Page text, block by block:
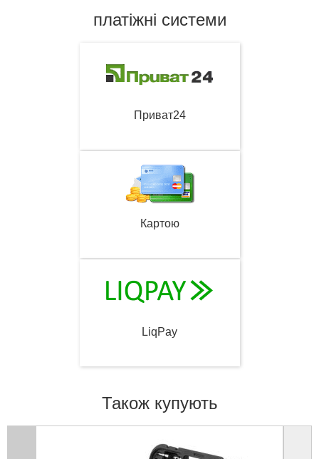
платіжні системи
Приват24
Картою
LiqPay
Також купують